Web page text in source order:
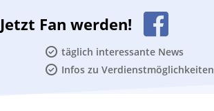
Jetzt Fan werden!
täglich interessante News
Infos zu Verdienstmöglichkeiten